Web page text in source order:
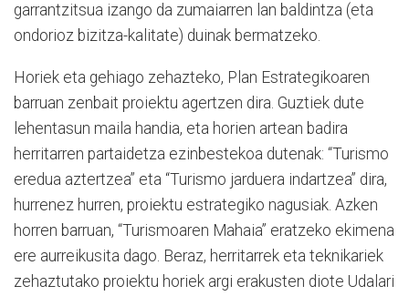
garrantzitsua izango da zumaiarren lan baldintza (eta
ondorioz bizitza-kalitate) duinak bermatzeko.
Horiek eta gehiago zehazteko, Plan Estrategikoaren
barruan zenbait proiektu agertzen dira. Guztiek dute
lehentasun maila handia, eta horien artean badira
herritarren partaidetza ezinbestekoa dutenak: “Turismo
eredua aztertzea” eta “Turismo jarduera indartzea” dira,
hurrenez hurren, proiektu estrategiko nagusiak. Azken
horren barruan, “Turismoaren Mahaia” eratzeko ekimena
ere aurreikusita dago. Beraz, herritarrek eta teknikariek
zehaztutako proiektu horiek argi erakusten diote Udalari